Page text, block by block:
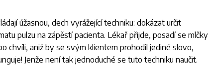
úžasnou, dech vyrážející techniku: dokázat určit
pulzu na zápěstí pacienta. Lékař přijde, posadí se mlčky
chvíli, aniž by se svým klientem prohodil jediné slovo,
Jenže není tak jednoduché se tuto techniku naučit.